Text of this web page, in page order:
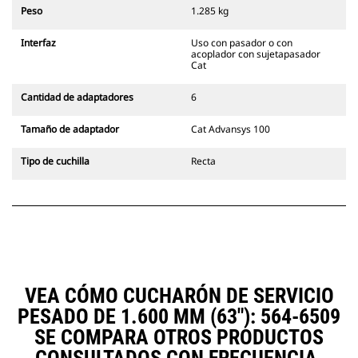
siempre en la línea de visión del
Los acopladores con sujetapasador
Cat son compatibles con las
con todas las excavadoras de
de ancho para zanjado
Los accesorios compatibles con el
acoplador rápido. Los acopladores
Hay acopladores especializados
CW disponibles para todas las
excavadoras de ruedas y cadenas.
Peso 1.285 kg
Interfaz
Uso con pasador o con
acoplador con sujetapasador
Cat
Cantidad de adaptadores 6
Tamaño de adaptador Cat Advansys 100
Tipo de cuchilla Recta
VEA CÓMO CUCHARÓN DE SERVICIO
PESADO DE 1.600 MM (63"): 564-6509
SE COMPARA OTROS PRODUCTOS